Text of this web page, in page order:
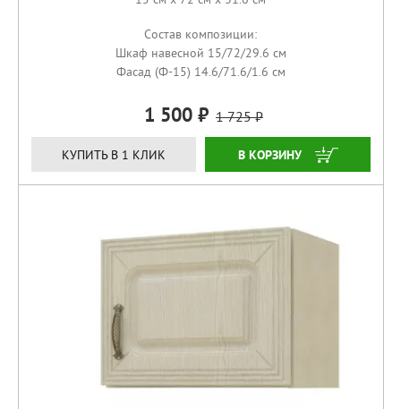
Состав композиции:
Шкаф навесной 15/72/29.6 см
Фасад (Ф-15) 14.6/71.6/1.6 см
1 500 1 725
КУПИТЬ В 1 КЛИК КУПИТЬ